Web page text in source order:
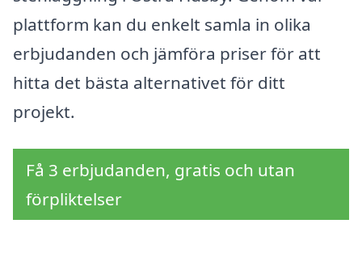
plattform kan du enkelt samla in olika
erbjudanden och jämföra priser för att
hitta det bästa alternativet för ditt
projekt.
Få 3 erbjudanden, gratis och utan
förpliktelser